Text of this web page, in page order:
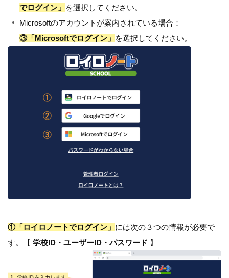
でログイン」 を選択してください。
Microsoftのアカウントが案内されている場合：
③「Microsoftでログイン」 を選択してください。
①「ロイロノートでログイン」 には次の３つの情報が必要で
す。【 学校ID・ユーザーID・パスワード 】